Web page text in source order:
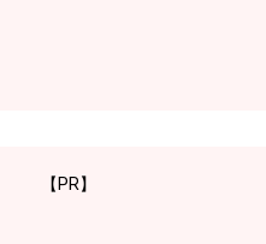
【PR】